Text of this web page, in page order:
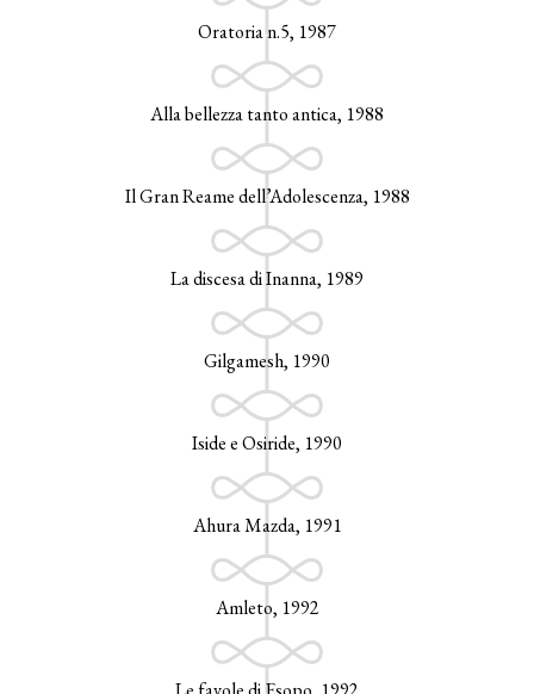
Oratoria n.5, 1987
Alla bellezza tanto antica, 1988
Il Gran Reame dell’Adolescenza, 1988
La discesa di Inanna, 1989
Gilgamesh, 1990
Iside e Osiride, 1990
Ahura Mazda, 1991
Amleto, 1992